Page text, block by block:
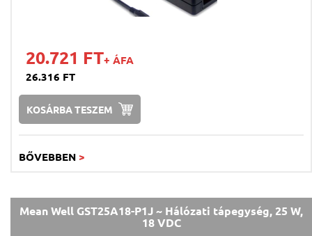
20.721 FT+ ÁFA
26.316 FT
KOSÁRBA TESZEM
BŐVEBBEN >
Mean Well GST25A18-P1J ~ Hálózati tápegység, 25 W,
18 VDC